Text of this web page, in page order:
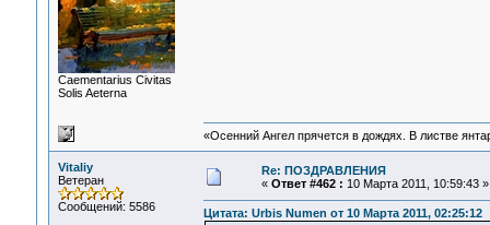
Сaementarius Civitas
Solis Aeterna
«Осенний Ангел прячется в дождях. В листве
Vitaliy
Ветеран
Сообщений: 5586
Re: ПОЗДРАВЛЕНИЯ
« Ответ #462 : 10 Марта 2011, 10:59:43 »
Цитата: Urbis Numen от 10 Марта 2011, 02:25:12